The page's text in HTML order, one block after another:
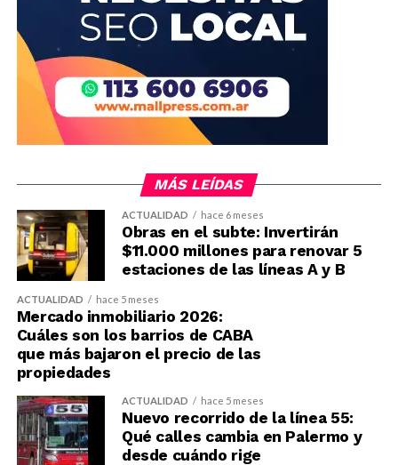
MÁS LEÍDAS
ACTUALIDAD hace 6 meses
Obras en el subte: Invertirán
$11.000 millones para renovar 5
estaciones de las líneas A y B
ACTUALIDAD hace 5 meses
Mercado inmobiliario 2026:
Cuáles son los barrios de CABA
que más bajaron el precio de las
propiedades
ACTUALIDAD hace 5 meses
Nuevo recorrido de la línea 55:
Qué calles cambia en Palermo y
desde cuándo rige